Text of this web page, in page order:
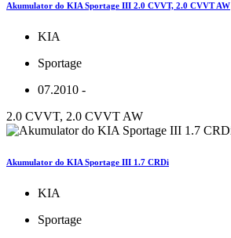
Akumulator do KIA Sportage III 2.0 CVVT, 2.0 CVVT AW
KIA
Sportage
07.2010 -
2.0 CVVT, 2.0 CVVT AW
Akumulator do KIA Sportage III 1.7 CRDi
KIA
Sportage